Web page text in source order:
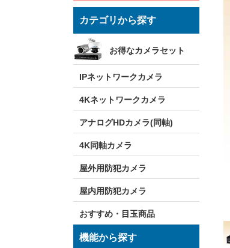
カテゴリから探す
お得なカメラセット
IPネットワークカメラ
4Kネットワークカメラ
アナログHDカメラ(同軸)
4K同軸カメラ
屋外用防犯カメラ
屋内用防犯カメラ
おすすめ・目玉商品
機能から探す